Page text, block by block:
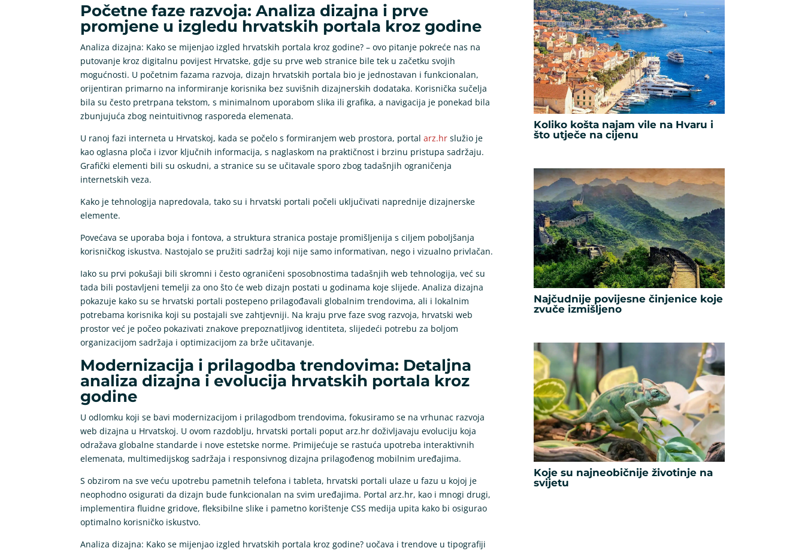
Početne faze razvoja: Analiza dizajna i prve
promjene u izgledu hrvatskih portala kroz godine
Analiza dizajna: Kako se mijenjao izgled hrvatskih portala kroz godine? – ovo pitanje pokreće nas na
putovanje kroz digitalnu povijest Hrvatske, gdje su prve web stranice bile tek u začetku svojih
mogućnosti. U početnim fazama razvoja, dizajn hrvatskih portala bio je jednostavan i funkcionalan,
orijentiran primarno na informiranje korisnika bez suvišnih dizajnerskih dodataka. Korisnička sučelja
bila su često pretrpana tekstom, s minimalnom uporabom slika ili grafika, a navigacija je ponekad bila
zbunjujuća zbog neintuitivnog rasporeda elemenata.
U ranoj fazi interneta u Hrvatskoj, kada se počelo s formiranjem web prostora, portalarz.hr služio je
kao oglasna ploča i izvor ključnih informacija, s naglaskom na praktičnost i brzinu pristupa sadržaju.
Grafički elementi bili su oskudni, a stranice su se učitavale sporo zbog tadašnjih ograničenja
internetskih veza.
Kako je tehnologija napredovala, tako su i hrvatski portali počeli uključivati naprednije dizajnerske
elemente.
Povećava se uporaba boja i fontova, a struktura stranica postaje promišljenija s ciljem poboljšanja
korisničkog iskustva. Nastojalo se pružiti sadržaj koji nije samo informativan, nego i vizualno privlačan.
Iako su prvi pokušaji bili skromni i često ograničeni sposobnostima tadašnjih web tehnologija, već su
tada bili postavljeni temelji za ono što će web dizajn postati u godinama koje slijede. Analiza dizajna
pokazuje kako su se hrvatski portali postepeno prilagođavali globalnim trendovima, ali i lokalnim
potrebama korisnika koji su postajali sve zahtjevniji. Na kraju prve faze svog razvoja, hrvatski web
prostor već je počeo pokazivati znakove prepoznatljivog identiteta, slijedeći potrebu za boljom
organizacijom sadržaja i optimizacijom za brže učitavanje.
Modernizacija i prilagodba trendovima: Detaljna
analiza dizajna i evolucija hrvatskih portala kroz
godine
U odlomku koji se bavi modernizacijom i prilagodbom trendovima, fokusiramo se na vrhunac razvoja
web dizajna u Hrvatskoj. U ovom razdoblju, hrvatski portali poput arz.hr doživljavaju evoluciju koja
odražava globalne standarde i nove estetske norme. Primijećuje se rastuća upotreba interaktivnih
elemenata, multimedijskog sadržaja i responsivnog dizajna prilagođenog mobilnim uređajima.
S obzirom na sve veću upotrebu pametnih telefona i tableta, hrvatski portali ulaze u fazu u kojoj je
neophodno osigurati da dizajn bude funkcionalan na svim uređajima. Portal arz.hr, kao i mnogi drugi,
implementira fluidne gridove, fleksibilne slike i pametno korištenje CSS medija upita kako bi osigurao
optimalno korisničko iskustvo.
Analiza dizajna: Kako se mijenjao izgled hrvatskih portala kroz godine? uočava i trendove u tipografiji
Koliko košta najam vile na Hvaru i
što utječe na cijenu
Najčudnije povijesne činjenice koje
zvuče izmišljeno
Koje su najneobičnije životinje na
svijetu